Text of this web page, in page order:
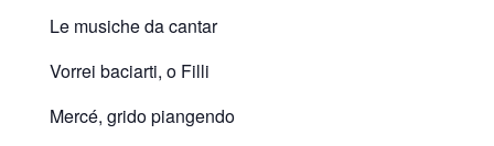
Le musiche da cantar
Vorrei baciarti, o Filli
Mercé, grido piangendo